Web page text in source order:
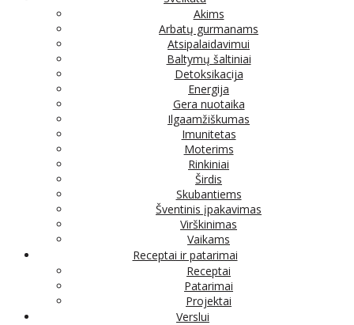
Akims
Arbatų gurmanams
Atsipalaidavimui
Baltymų šaltiniai
Detoksikacija
Energija
Gera nuotaika
Ilgaamžiškumas
Imunitetas
Moterims
Rinkiniai
Širdis
Skubantiems
Šventinis įpakavimas
Virškinimas
Vaikams
Receptai ir patarimai
Receptai
Patarimai
Projektai
Verslui